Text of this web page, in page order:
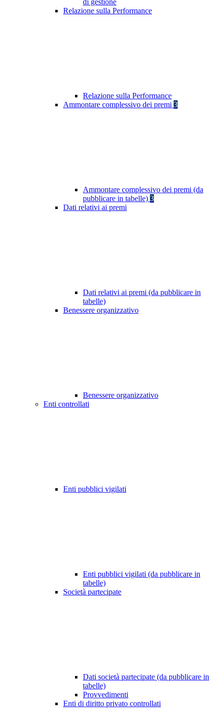
di gestione
Relazione sulla Performance
Relazione sulla Performance
Ammontare complessivo dei premi 3
Ammontare complessivo dei premi (da
pubblicare in tabelle) 3
Dati relativi ai premi
Dati relativi ai premi (da pubblicare in
tabelle)
Benessere organizzativo
Benessere organizzativo
Enti controllati
Enti pubblici vigilati
Enti pubblici vigilati (da pubblicare in
tabelle)
Società partecipate
Dati società partecipate (da pubblicare in
tabelle)
Provvedimenti
Enti di diritto privato controllati